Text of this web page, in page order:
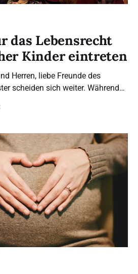
das Lebensrecht
Kinder eintreten
Herren, liebe Freunde des
bei uns hervorragende
Maria